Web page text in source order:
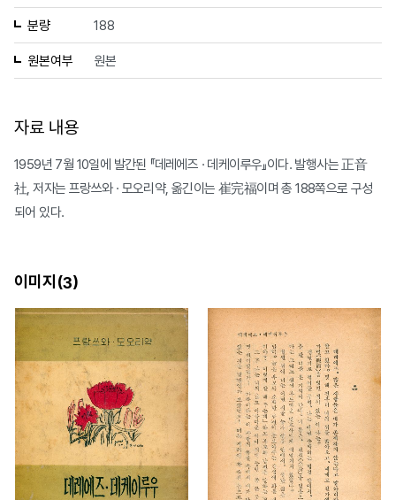
분량 188
원본여부 원본
자료 내용
1959년 7월 10일에 발간된 『데레에즈 · 데케이루우』이다. 발행사는 正音
社, 저자는 프랑쓰와 · 모오리약, 옮긴이는 崔完福이며 총 188쪽으로 구성
되어 있다.
이미지(3)